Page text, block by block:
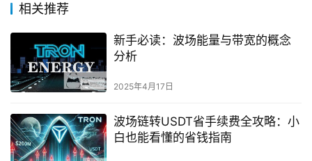
相关推荐
新手必读：波场能量与带宽的概念
分析
2025年4月17日
波场链转USDT省手续费全攻略：小
白也能看懂的省钱指南